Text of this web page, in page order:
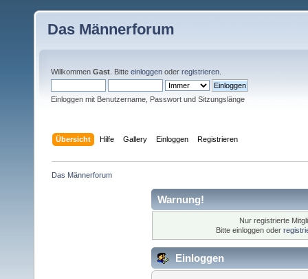
Das Männerforum
Willkommen Gast . Bitte einloggen oder registrieren
Einloggen mit Benutzername, Passwort und Sitzungslänge
Übersicht Hilfe Gallery Einloggen Registrieren
Das Männerforum
Warnung!
Nur registrierte
Bitte einloggen oder
Einloggen